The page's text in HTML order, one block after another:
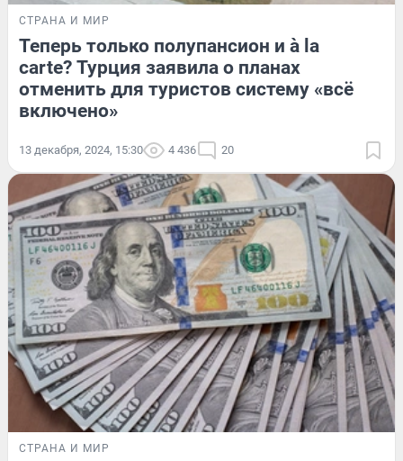
СТРАНА И МИР
Теперь только полупансион и à la
carte? Турция заявила о планах
отменить для туристов систему «всё
включено»
13 декабря, 2024, 15:30 4 436 20
СТРАНА И МИР